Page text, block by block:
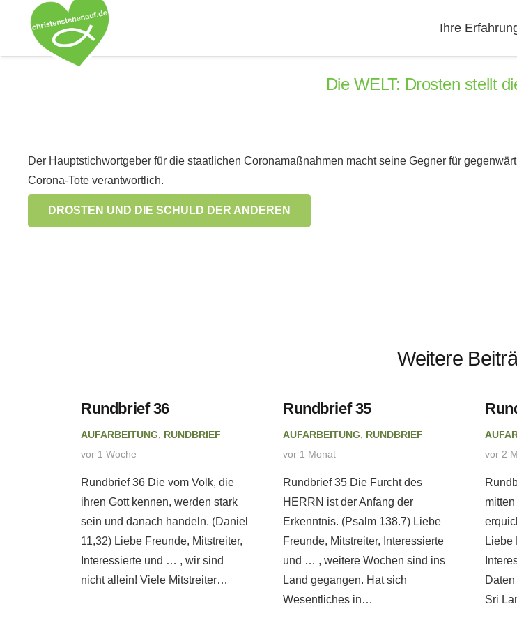
Ihre
Die WELT: Drosten stellt
Der Hauptstichwortgeber für die staatlichen Coronamaßnahmen macht seine Gegner für
Corona-Tote verantwortlich.
DROSTEN UND DIE SCHULD DER ANDEREN
Weitere
Rundbrief 36
AUFARBEITUNG, RUNDBRIEF
vor 1 Woche
Rundbrief 36 Die vom Volk, die
ihren Gott kennen, werden stark
sein und danach handeln. (Daniel
11,32) Liebe Freunde, Mitstreiter,
Interessierte und … , wir sind
nicht allein! Viele Mitstreiter…
Rundbrief 35
AUFARBEITUNG, RUNDBRIEF
vor 1 Monat
Rundbrief 35 Die Furcht des
HERRN ist der Anfang der
Erkenntnis. (Psalm 138.7) Liebe
Freunde, Mitstreiter, Interessierte
und … , weitere Wochen sind ins
Land gegangen. Hat sich
Wesentliches in…
vor 2
Liebe
Sri